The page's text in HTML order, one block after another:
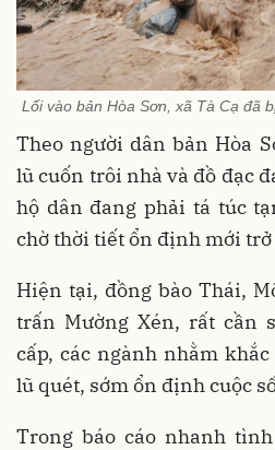
Lối vào bản Hòa Sơn, xã Tà Cạ đã
Theo người dân bản Hòa
lũ cuốn trôi nhà và đồ đạc
hộ dân đang phải tá túc
chờ thời tiết ổn định mới trở
Hiện tại, đồng bào Thái,
trấn Mường Xén, rất cần
cấp, các ngành nhằm
lũ quét, sớm ổn định cuộc
Trong báo cáo nhanh